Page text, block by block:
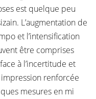
est quelque peu
L’augmentation de
et l’intensification
être comprises
à l’incertitude et
renforcée
mesures en mi